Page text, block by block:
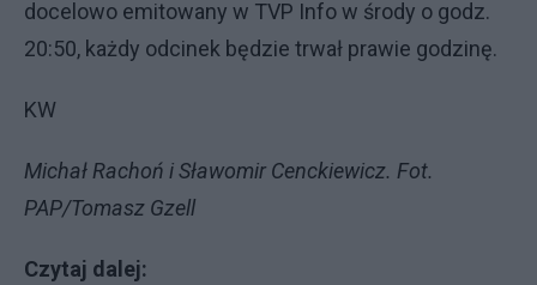
docelowo emitowany w TVP Info w środy o godz.
20:50, każdy odcinek będzie trwał prawie godzinę.
KW
Michał Rachoń i Sławomir Cenckiewicz. Fot.
PAP/Tomasz Gzell
Czytaj dalej: